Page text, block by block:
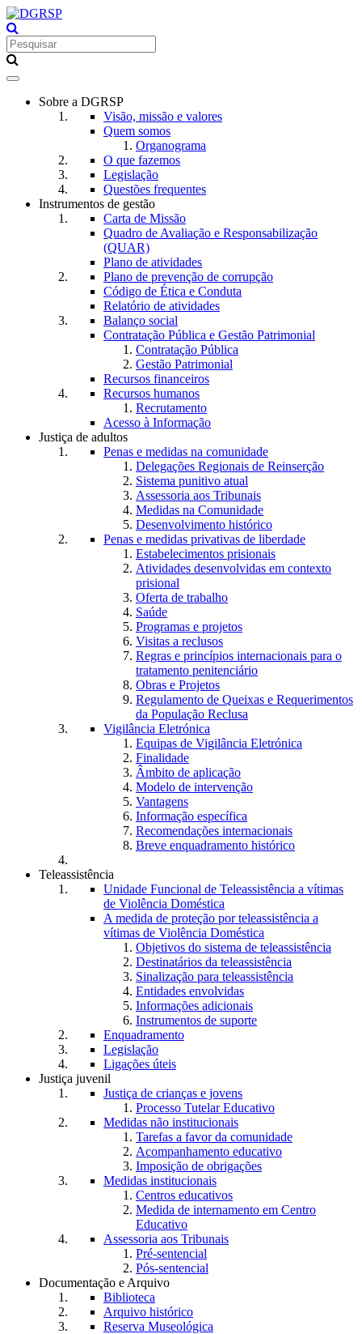
Toggle
navigationSobre a DGRSP
Visão, missão e valores
Quem somos
Organograma
O que fazemos
Legislação
Questões frequentes
Instrumentos de gestão
Carta de Missão
Quadro de Avaliação e Responsabilização
(QUAR)
Plano de atividades
Plano de prevenção de corrupção
Código de Ética e Conduta
Relatório de atividades
Balanço social
Contratação Pública e Gestão Patrimonial
Contratação Pública
Gestão Patrimonial
Recursos financeiros
Recursos humanos
Recrutamento
Acesso à Informação
Justiça de adultos
Penas e medidas na comunidade
Delegações Regionais de Reinserção
Sistema punitivo atual
Assessoria aos Tribunais
Medidas na Comunidade
Desenvolvimento histórico
Penas e medidas privativas de liberdade
Estabelecimentos prisionais
Atividades desenvolvidas em contexto
prisional
Oferta de trabalho
Saúde
Programas e projetos
Visitas a reclusos
Regras e princípios internacionais para o
tratamento penitenciário
Obras e Projetos
Regulamento de Queixas e Requerimentos
da População Reclusa
Vigilância Eletrónica
Equipas de Vigilância Eletrónica
Finalidade
Âmbito de aplicação
Modelo de intervenção
Vantagens
Informação específica
Recomendações internacionais
Breve enquadramento histórico
Teleassistência
Unidade Funcional de Teleassistência a vítimas
de Violência Doméstica
A medida de proteção por teleassistência a
vítimas de Violência Doméstica
Objetivos do sistema de teleassistência
Destinatários da teleassistência
Sinalização para teleassistência
Entidades envolvidas
Informações adicionais
Instrumentos de suporte
Enquadramento
Legislação
Ligações úteis
Justiça juvenil
Justiça de crianças e jovens
Processo Tutelar Educativo
Medidas não institucionais
Tarefas a favor da comunidade
Acompanhamento educativo
Imposição de obrigações
Medidas institucionais
Centros educativos
Medida de internamento em Centro
Educativo
Assessoria aos Tribunais
Pré-sentencial
Pós-sentencial
Documentação e Arquivo
Biblioteca
Arquivo histórico
Reserva Museológica